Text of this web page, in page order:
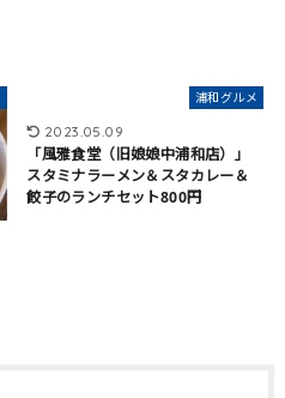
浦和グルメ
2023.05.09
「風雅食堂（旧娘娘中浦和店）」
スタミナラーメン＆スタカレー＆
餃子のランチセット800円